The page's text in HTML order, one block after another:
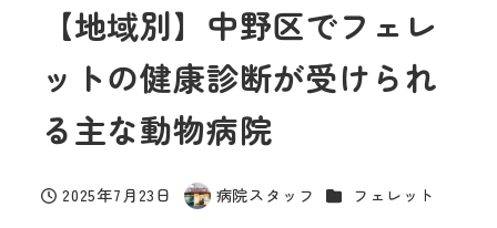
【地域別】中野区でフェレ
ットの健康診断が受けられ
る主な動物病院
投稿日
2025年7月23日
著
病院スタッフ カテゴリー
フェレット